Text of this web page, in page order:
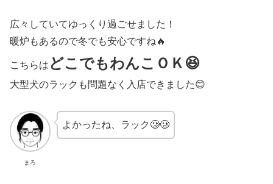
広々していてゆっくり過ごせました！
暖炉もあるので冬でも安心ですね🔥
こちらは どこでもわんこＯＫ😆
大型犬のラックも問題なく入店できました😊
まろ
よかったね、ラック🥲🥲